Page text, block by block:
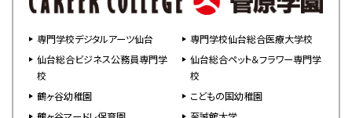
専門学校デジタルアーツ仙台
専門学校仙台総合医療大学校
仙台総合ビジネス公務員専門学
校
仙台総合ペット＆フラワー専門学
校
鶴ヶ谷幼稚園
こどもの国幼稚園